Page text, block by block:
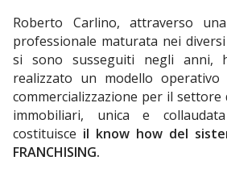
Roberto Carlino, attraverso
professionale maturata nei
si sono susseguiti negli anni,
realizzato un modello
commercializzazione per il settore
immobiliari, unica e
costituisce il know how del
FRANCHISING.